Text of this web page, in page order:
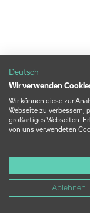
Deutsch
Wir verwenden
Wir können diese zur
Webseite zu verbessern,
großartiges Webseiten-
von uns verwendeten
Ablehnen